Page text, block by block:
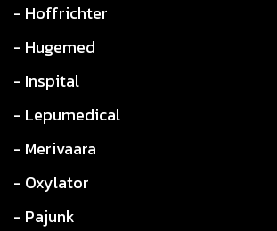
- Hoffrichter
- Hugemed
- Inspital
- Lepumedical
- Merivaara
- Oxylator
- Pajunk